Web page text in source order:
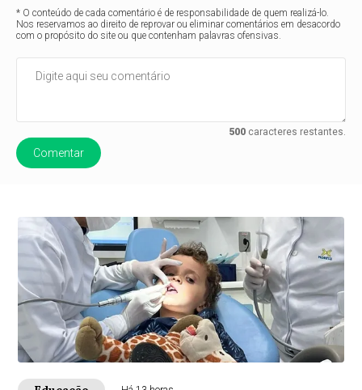
* O conteúdo de cada comentário é de responsabilidade de quem realizá-lo.
Nos reservamos ao direito de reprovar ou eliminar comentários em desacordo
com o propósito do site ou que contenham palavras ofensivas.
500caracteres restantes.
Comentar